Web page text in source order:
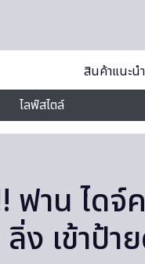
สินค้าแนะนำ
ไลฟ์สไตล์
ฟาน ไดจ์
ง เข้าป้า